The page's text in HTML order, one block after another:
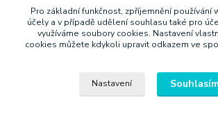
+420 603 345 409
prodej@ik-oil.cz
Pro základní funkčnost, zpříjemnění používání
účely a v případě udělení souhlasu také pro
využíváme soubory cookies. Nastavení
cookies můžete kdykoli upravit odkazem ve
Nastavení